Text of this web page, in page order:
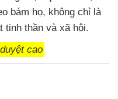
bám họ, không chỉ là
tinh thần và xã hội.
cao